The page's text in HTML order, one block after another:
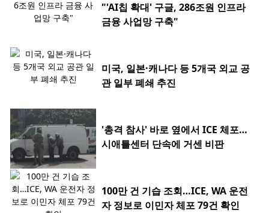
"'AI칩 확대' 구글, 286조원 인프라
금융 사업망 구축"
미국, 일본·캐나다 등 5개국 외교 공
관 일부 폐쇄 추진
'총격 참사' 바로 옆에서 ICE 체포…
시애틀센터 단속에 거센 비판
100만 건 기습 조회…ICE, WA 운전
자 정보로 이민자 체포 79건 확인